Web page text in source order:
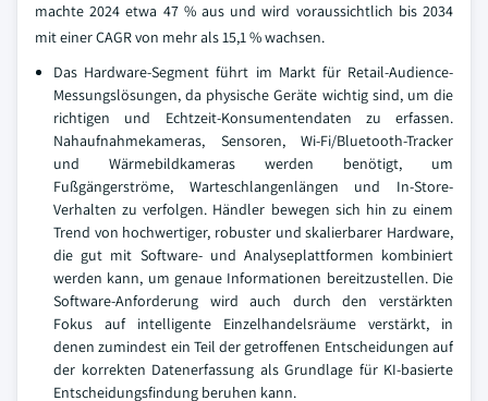
machte 2024 etwa 47 % aus und wird voraussichtlich bis 2034
mit einer CAGR von mehr als 15,1 % wachsen.
Das Hardware-Segment führt im Markt für Retail-Audience-
Messungslösungen, da physische Geräte wichtig sind, um die
richtigen und Echtzeit-Konsumentendaten zu erfassen.
Nahaufnahmekameras, Sensoren, Wi-Fi/Bluetooth-Tracker
und Wärmebildkameras werden benötigt, um
Fußgängerströme, Warteschlangenlängen und In-Store-
Verhalten zu verfolgen. Händler bewegen sich hin zu einem
Trend von hochwertiger, robuster und skalierbarer Hardware,
die gut mit Software- und Analyseplattformen kombiniert
werden kann, um genaue Informationen bereitzustellen. Die
Software-Anforderung wird auch durch den verstärkten
Fokus auf intelligente Einzelhandelsräume verstärkt, in
denen zumindest ein Teil der getroffenen Entscheidungen auf
der korrekten Datenerfassung als Grundlage für KI-basierte
Entscheidungsfindung beruhen kann.